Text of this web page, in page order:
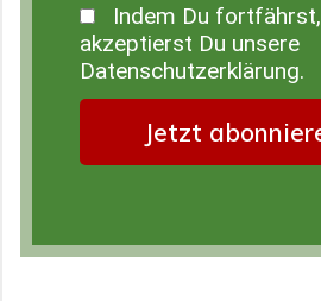
Indem Du fortfährst,
akzeptierst Du unsere
Datenschutzerklärung.